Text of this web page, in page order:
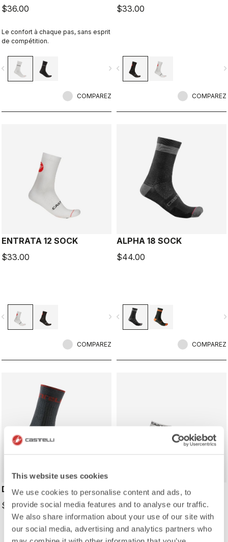
This website uses cookies
We use cookies to personalise content and ads, to
provide social media features and to analyse our traffic.
We also share information about your use of our site with
our social media, advertising and analytics partners who
$36.00
Le confort à chaque pas, sans esprit
de compétition.
navigate_next
COMPAREZ
$33.00
navigate_before
COMPAREZ
ENTRATA 12 SOCK
$33.00
navigate_next
COMPAREZ
ALPHA 18 SOCK
$44.00
navigate_before
COMPAREZ
DISTANZA 20 SOCK
$37.00
LOWBOY 2 SOCK
$27.00